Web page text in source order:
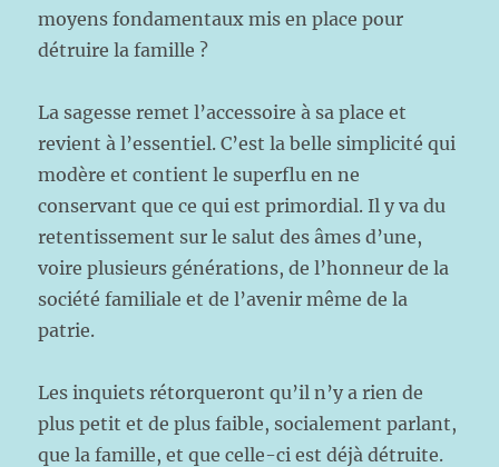
moyens fondamentaux mis en place pour
détruire la famille ?
La sagesse remet l’accessoire à sa place et
revient à l’essentiel. C’est la belle simplicité qui
modère et contient le superflu en ne
conservant que ce qui est primordial. Il y va du
retentissement sur le salut des âmes d’une,
voire plusieurs générations, de l’honneur de la
société familiale et de l’avenir même de la
patrie.
Les inquiets rétorqueront qu’il n’y a rien de
plus petit et de plus faible, socialement parlant,
que la famille, et que celle-ci est déjà détruite.